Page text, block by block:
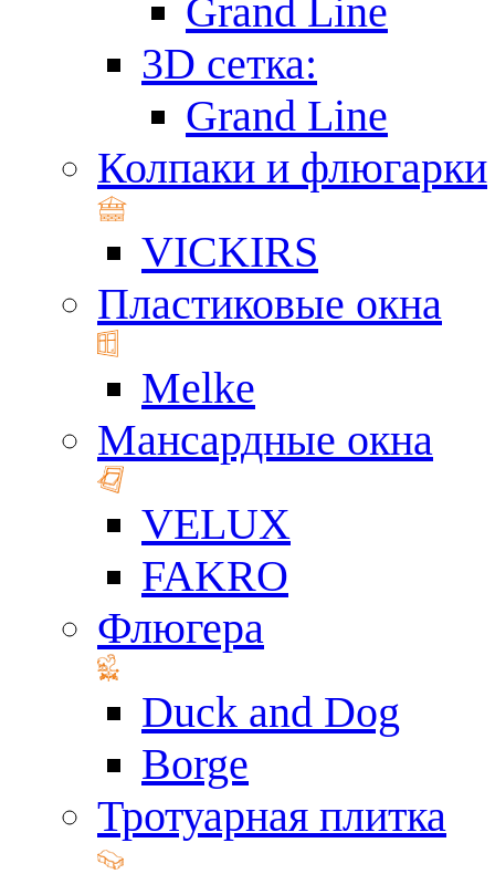
Grand Line
3D сетка:
Grand Line
Колпаки и флюгарки
VICKIRS
Пластиковые окна
Melke
Мансардные окна
VELUX
FAKRO
Флюгера
Duck and Dog
Borge
Тротуарная плитка